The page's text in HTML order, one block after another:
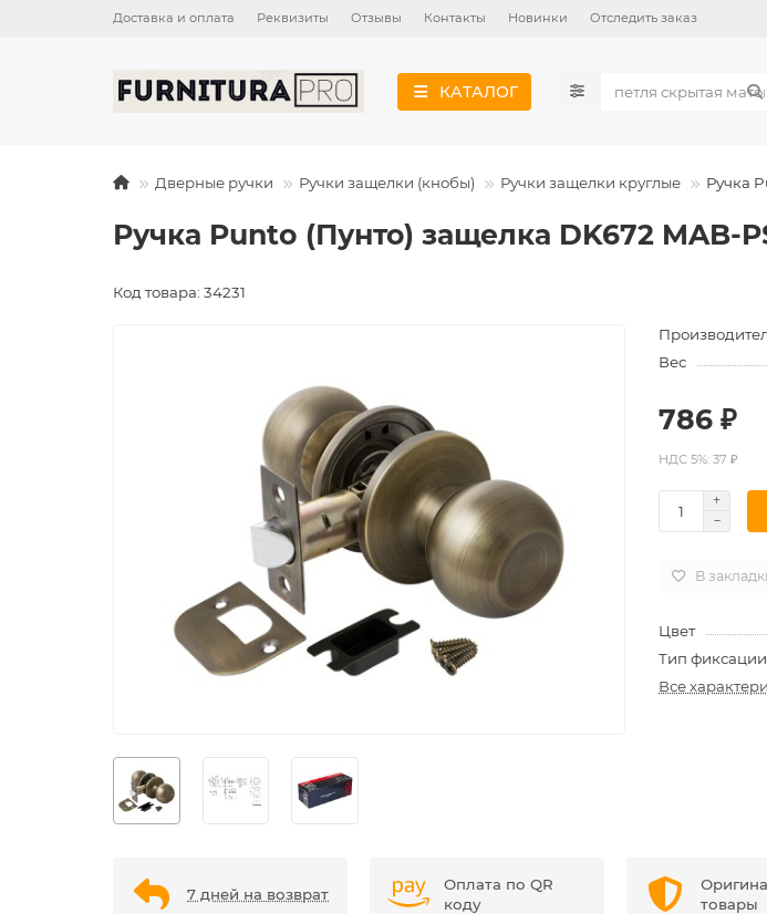
Доставка и оплата Реквизиты Отзывы Контакты Новинки Отследить заказ
КАТАЛОГ
Дверные ручки Ручки защелки (кнобы) Ручки защелки круглые Ручка
Ручка Punto (Пунто) защелка DK672 MAB-
Код товара: 34231
Вес
786 ₽
НДС 5%: 37 ₽
В
Цвет
Тип фиксации
Все
7 дней на возврат
Оплата по QR
коду
товары